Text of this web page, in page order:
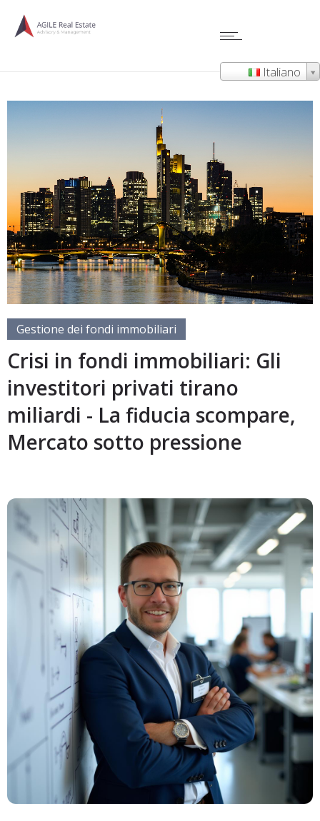
Italiano
Gestione dei fondi immobiliari
Crisi in fondi immobiliari: Gli
investitori privati ​​tirano
miliardi - La fiducia scompare,
Mercato sotto pressione